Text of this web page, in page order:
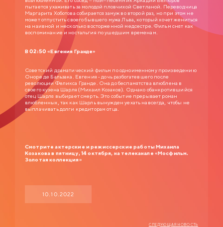
пытается ухаживать за молодой пловчихой Светланой. Переводчица
Маргарита Хоботова собирается замуж во второй раз, но при этом не
может отпустить своего бывшего мужа Льва, который хочет жениться
на наивной и несколько восторженной медсестре. Фильм снят как
воспоминание и ностальгия по ушедшим временам.
В 02:50 «Евгения Гранде»
Советский драматический фильм по одноименному произведению
Оноре де Бальзака. Евгения - дочь разбогатевшего после
революции Феликса Гранде. Она до беспамятства влюблена в
своего кузена Шарля (Михаил Козаков). Однако обанкротившийся
отец Шарля выбирает смерть. Это событие прерывает роман
влюбленных, так как Шарль вынужден уехать навсегда, чтобы не
выплачивать долги кредиторам отца.
Смотрите актерские и режиссерские работы Михаила
Козакова в пятницу, 14 октября, на телеканале «Мосфильм.
Золотая коллекция»
10.10.2022
СЛЕДУЮЩАЯ НОВОСТЬ